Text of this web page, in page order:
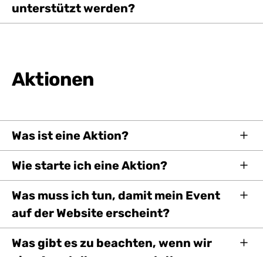
unterstützt werden?
Aktionen
Was ist eine Aktion?
Wie starte ich eine Aktion?
Was muss ich tun, damit mein Event
auf der Website erscheint?
Was gibt es zu beachten, wenn wir